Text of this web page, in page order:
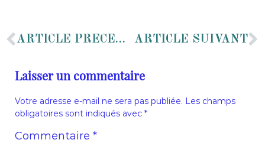
ARTICLE PRÉCÉDENT ARTICLE SUIVANT
Laisser un commentaire
Votre adresse e-mail ne sera pas publiée. Les champs
obligatoires sont indiqués avec *
Commentaire *